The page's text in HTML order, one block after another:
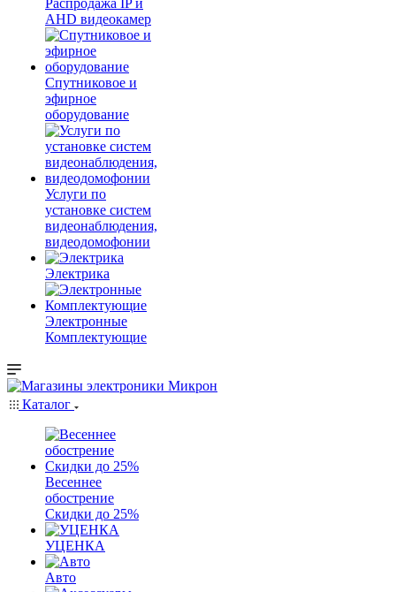
Распродажа IP и
AHD видеокамер
Спутниковое и
эфирное
оборудование
Услуги по
установке систем
видеонаблюдения,
видеодомофонии
Электрика
Электронные
Комплектующие
Каталог
Весеннее
обострение
Скидки до 25%
УЦЕНКА
Авто